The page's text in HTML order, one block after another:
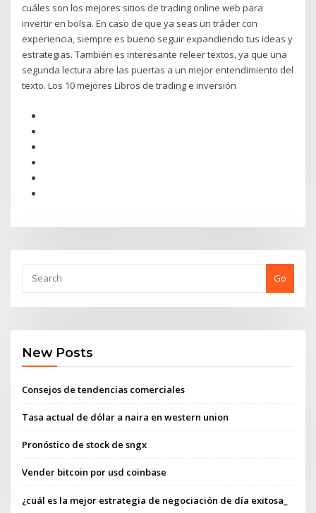
cuáles son los mejores sitios de trading online web para
invertir en bolsa. En caso de que ya seas un tráder con
experiencia, siempre es bueno seguir expandiendo tus ideas y
estrategias. También es interesante releer textos, ya que una
segunda lectura abre las puertas a un mejor entendimiento del
texto. Los 10 mejores Libros de trading e inversión
Go
New Posts
Consejos de tendencias comerciales
Tasa actual de dólar a naira en western union
Pronóstico de stock de sngx
Vender bitcoin por usd coinbase
¿cuál es la mejor estrategia de negociación de día exitosa_